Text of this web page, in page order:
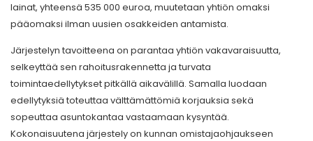
lainat, yhteensä 535 000 euroa, muutetaan yhtiön omaksi
pääomaksi ilman uusien osakkeiden antamista.
Järjestelyn tavoitteena on parantaa yhtiön vakavaraisuutta,
selkeyttää sen rahoitusrakennetta ja turvata
toimintaedellytykset pitkällä aikavälillä. Samalla luodaan
edellytyksiä toteuttaa välttämättömiä korjauksia sekä
sopeuttaa asuntokantaa vastaamaan kysyntää.
Kokonaisuutena järjestely on kunnan omistajaohjaukseen